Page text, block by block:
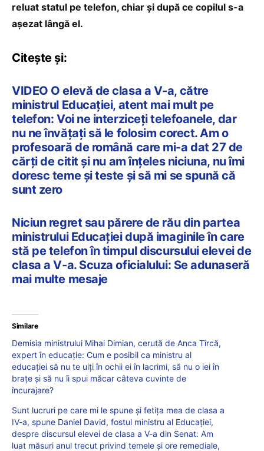
reluat statul pe telefon, chiar și după ce copilul s-a
așezat lângă el.
Citește și:
VIDEO O elevă de clasa a V-a, către
ministrul Educației, atent mai mult pe
telefon: Voi ne interziceți telefoanele, dar
nu ne învățați să le folosim corect. Am o
profesoară de română care mi-a dat 27 de
cărți de citit și nu am înțeles niciuna, nu îmi
doresc teme și teste și să mi se spună că
sunt zero
Niciun regret sau părere de rău din partea
ministrului Educației după imaginile în care
stă pe telefon în timpul discursului elevei de
clasa a V-a. Scuza oficialului: Se adunaseră
mai multe mesaje
Similare
Demisia ministrului Mihai Dimian, cerută de Anca Tîrcă,
expert în educație: Cum e posibil ca ministru al
educației să nu te uiți în ochii ei în lacrimi, să nu o iei în
brațe și să nu îi spui măcar câteva cuvinte de
încurajare?
Sunt lucruri pe care mi le spune și fetița mea de clasa a
IV-a, spune Daniel David, fostul ministru al Educației,
despre discursul elevei de clasa a V-a din Senat: Am
luat măsuri anul trecut privind temele și ore remediale,